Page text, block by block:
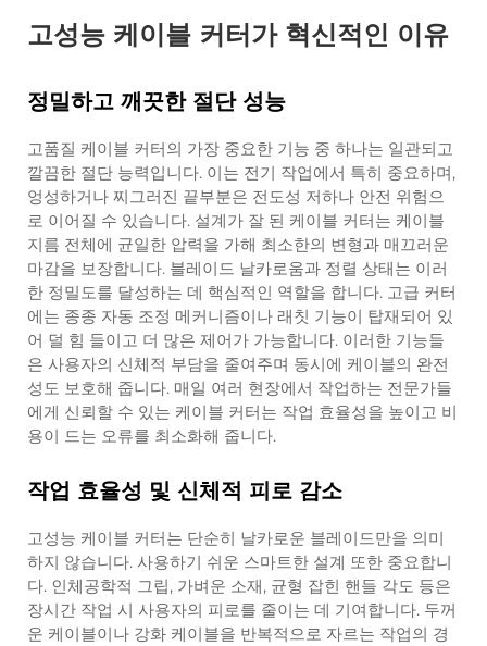
고성능 케이블 커터가 혁신적인 이유
정밀하고 깨끗한 절단 성능
고품질 케이블 커터의 가장 중요한 기능 중 하나는 일관되고
깔끔한 절단 능력입니다. 이는 전기 작업에서 특히 중요하며,
엉성하거나 찌그러진 끝부분은 전도성 저하나 안전 위험으
로 이어질 수 있습니다. 설계가 잘 된 케이블 커터는 케이블
지름 전체에 균일한 압력을 가해 최소한의 변형과 매끄러운
마감을 보장합니다. 블레이드 날카로움과 정렬 상태는 이러
한 정밀도를 달성하는 데 핵심적인 역할을 합니다. 고급 커터
에는 종종 자동 조정 메커니즘이나 래칫 기능이 탑재되어 있
어 덜 힘 들이고 더 많은 제어가 가능합니다. 이러한 기능들
은 사용자의 신체적 부담을 줄여주며 동시에 케이블의 완전
성도 보호해 줍니다. 매일 여러 현장에서 작업하는 전문가들
에게 신뢰할 수 있는 케이블 커터는 작업 효율성을 높이고 비
용이 드는 오류를 최소화해 줍니다.
작업 효율성 및 신체적 피로 감소
고성능 케이블 커터는 단순히 날카로운 블레이드만을 의미
하지 않습니다. 사용하기 쉬운 스마트한 설계 또한 중요합니
다. 인체공학적 그립, 가벼운 소재, 균형 잡힌 핸들 각도 등은
장시간 작업 시 사용자의 피로를 줄이는 데 기여합니다. 두꺼
운 케이블이나 강화 케이블을 반복적으로 자르는 작업의 경